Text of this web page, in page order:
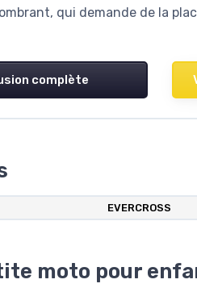
qui demande de la
complète
EVERCROSS
moto pour